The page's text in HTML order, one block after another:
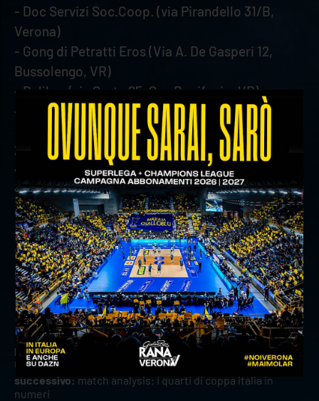
- Doc Servizi Soc.Coop. (via Pirandello 31/B,
Verona)
- Gong di Petratti Eros (Via A. De Gasperi 12,
Bussolengo, VR)
- Delibar (via Sorte 25, San Bonifacio, VR)
- Azimut (via Duomo 28, Legnago, VR)
3) In presenza presso la sede di Verona Volley in
via Leonardo Da Vinci 35 (Verona) dal lunedì al
venerdì (9.30-13.30 e 14.30-16.30), esclusi i festivi
e il giorno gara
4) In presenza presso la biglietteria del
palazzetto esclusivamente nel giorno gara a
partire da un'ora e mezza prima del fischio
d'inizio
precedente:
coach stoytchev presenta valsa group
modena-rana verona
successivo: match analysis: i quarti di coppa italia in
numeri